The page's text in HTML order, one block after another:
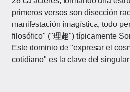
primeros versos son disección
manifestación imagística, todo
filosófico" ("理趣") típicamente
Este dominio de "expresar el
cotidiano" es la clave del